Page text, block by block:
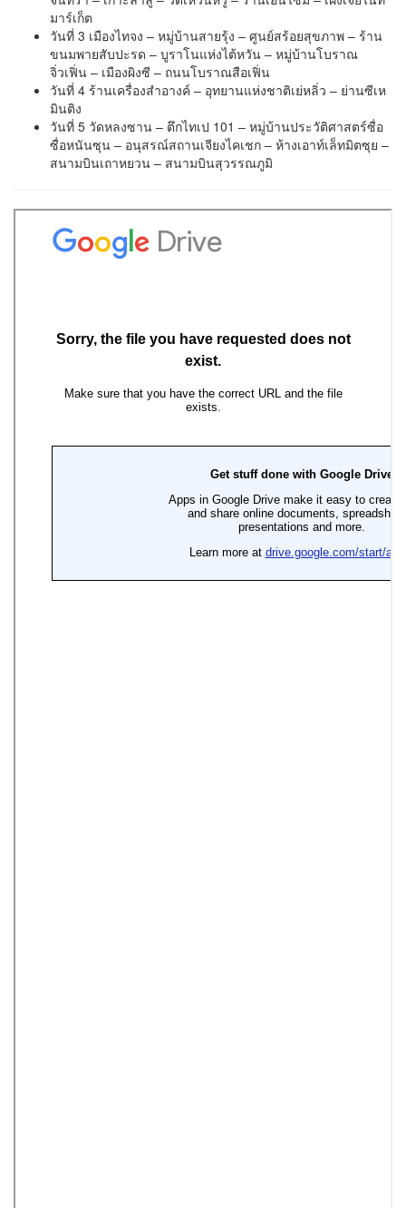
มาร์เก็ต
วันที่ 3 เมืองไทจง – หมู่บ้านสายรุ้ง – ศูนย์สร้อยสุขภาพ – ร้าน
ขนมพายสับปะรด – บูราโนแห่งไต้หวัน – หมู่บ้านโบราณ
จิ่วเฟิ่น – เมืองผิงซี – ถนนโบราณสือเฟิ่น
วันที่ 4 ร้านเครื่องสำอางค์ – อุทยานแห่งชาติเย่หลิ่ว – ย่านซีเห
มินติง
วันที่ 5 วัดหลงซาน – ตึกไทเป 101 – หมู่บ้านประวัติศาสตร์ซื่อ
ซื่อหนันซุน – อนุสรณ์สถานเจียงไคเชก – ห้างเอาท์เล็ทมิตซุย –
สนามบินเถาหยวน – สนามบินสุวรรณภูมิ